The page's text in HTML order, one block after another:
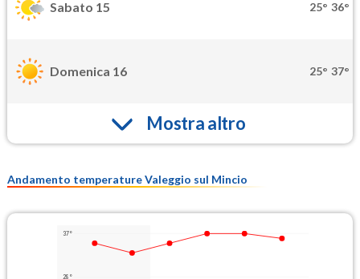
Sabato 15 25° 36°
Domenica 16 25° 37°
Mostra altro
Andamento temperature Valeggio sul Mincio
37°
28°